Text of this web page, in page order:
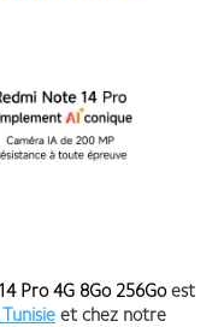
Pro 4G 8Go 256Go est
et chez notre